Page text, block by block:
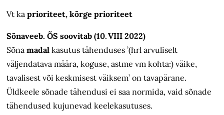
Vt kaprioriteet, kõrge prioriteet
Sõnaveeb. ÕS soovitab (10. VIII 2022)
Sõnamadalkasutus tähenduses ’(hrl arvuliselt
väljendatava määra, koguse, astme vm kohta:) väike,
tavalisest või keskmisest väiksem’ on tavapärane.
Üldkeele sõnade tähendusi ei saa normida, vaid sõnade
tähendused kujunevad keelekasutuses.